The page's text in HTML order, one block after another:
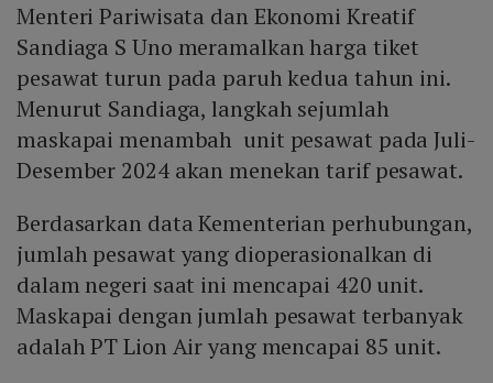
Menteri Pariwisata dan Ekonomi Kreatif
Sandiaga S Uno meramalkan harga tiket
pesawat turun pada paruh kedua tahun ini.
Menurut Sandiaga, langkah sejumlah
maskapai menambah unit pesawat pada Juli-
Desember 2024 akan menekan tarif pesawat.
Berdasarkan data Kementerian perhubungan,
jumlah pesawat yang dioperasionalkan di
dalam negeri saat ini mencapai 420 unit.
Maskapai dengan jumlah pesawat terbanyak
adalah PT Lion Air yang mencapai 85 unit.